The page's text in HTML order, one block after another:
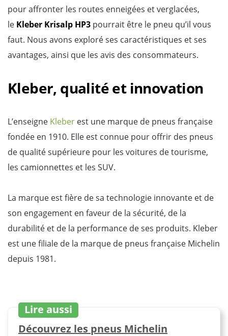
pour affronter les routes enneigées et verglacées,
le Kleber Krisalp HP3 pourrait être le pneu qu’il vous
faut. Nous avons exploré ses caractéristiques et ses
avantages, ainsi que les avis des consommateurs.
Kleber, qualité et innovation
L’enseigne Kleber est une marque de pneus française
fondée en 1910. Elle est connue pour offrir des pneus
de qualité supérieure pour les voitures de tourisme,
les camionnettes et les SUV.
La marque est fière de sa technologie innovante et de
son engagement en faveur de la sécurité, de la
durabilité et de la performance de ses produits. Kleber
est une filiale de la marque de pneus française Michelin
depuis 1981.
Lire aussi
Découvrez les pneus Michelin